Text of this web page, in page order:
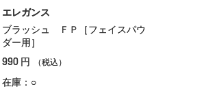
エレガンス
ブラッシュ ＦＰ［フェイスパウ
ダー用］
990 円 （税込）
在庫：○